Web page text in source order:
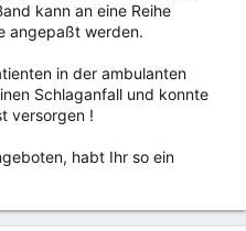
kann an eine Reihe
angepaßt werden.
in der ambulanten
Schlaganfall und konnte
versorgen !
habt Ihr so ein